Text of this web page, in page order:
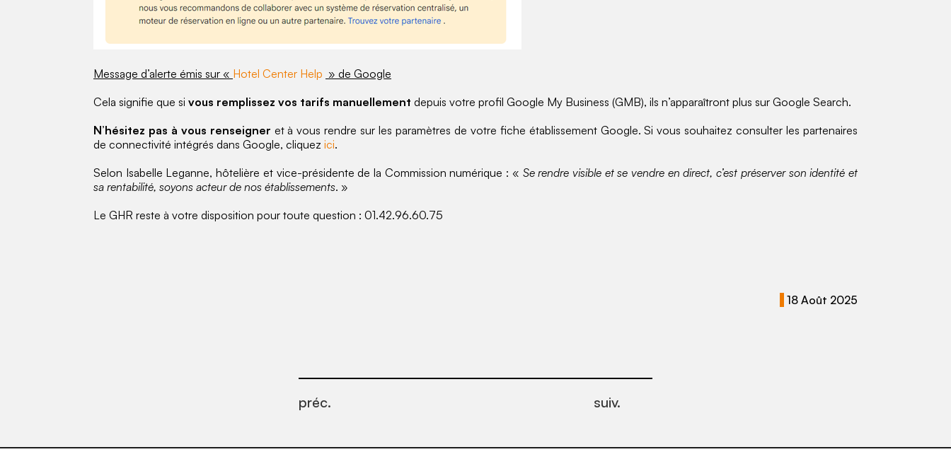
Message d’alerte émis sur « Hotel Center Help » de Google
Cela signifie que si vous remplissez vos tarifs manuellement depuis votre profil Google My Business (GMB), ils n’apparaîtront plus sur Google Search.
N’hésitez pas à vous renseigner et à vous rendre sur les paramètres de votre fiche établissement Google. Si vous souhaitez consulter les partenaires
de connectivité intégrés dans Google, cliquez ici.
Selon Isabelle Leganne, hôtelière et vice-présidente de la Commission numérique : « Se rendre visible et se vendre en direct, c’est préserver son identité et
sa rentabilité, soyons acteur de nos établissements. »
Le GHR reste à votre disposition pour toute question : 01.42.96.60.75
18 Août 2025
préc. suiv.